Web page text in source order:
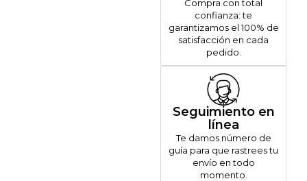
Compra con total
confianza: te
garantizamos el 100% de
satisfacción en cada
pedido.
Seguimiento en
línea
Te damos número de
guía para que rastrees tu
envío en todo
momento.